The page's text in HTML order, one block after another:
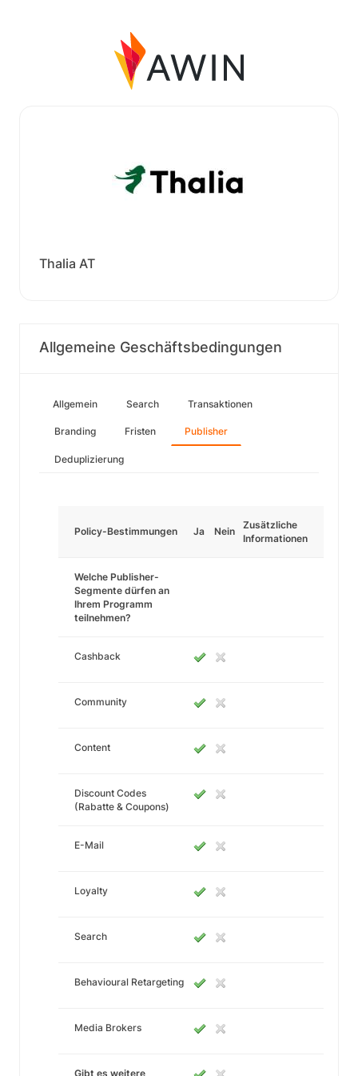
Thalia AT
Allgemeine Geschäftsbedingungen
Allgemein Search Transaktionen
Branding Fristen Publisher
Deduplizierung
Policy-Bestimmungen Ja Nein
Zusätzliche
Informationen
Welche Publisher-
Segmente dürfen an
Ihrem Programm
teilnehmen?
Cashback
Community
Content
Discount Codes
(Rabatte & Coupons)
E-Mail
Loyalty
Search
Behavioural Retargeting
Media Brokers
Gibt es weitere